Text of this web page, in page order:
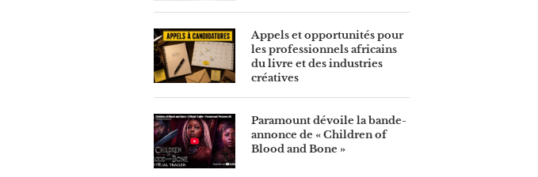
Appels et opportunités pour
les professionnels africains
du livre et des industries
créatives
Paramount dévoile la bande-
annonce de « Children of
Blood and Bone »